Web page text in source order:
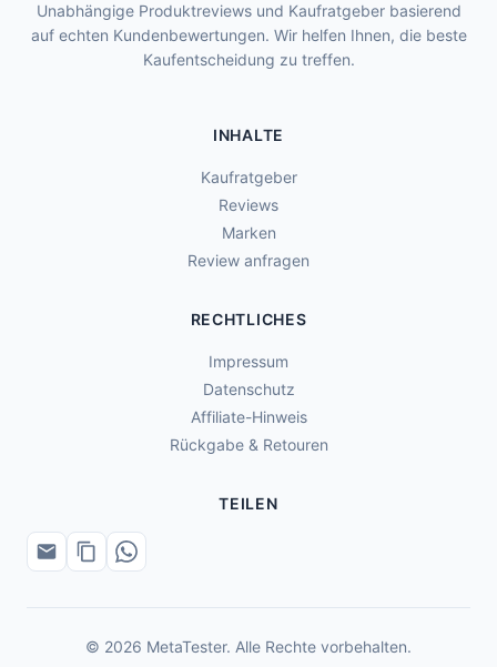
Unabhängige Produktreviews und Kaufratgeber basierend
auf echten Kundenbewertungen. Wir helfen Ihnen, die beste
Kaufentscheidung zu treffen.
INHALTE
Kaufratgeber
Reviews
Marken
Review anfragen
RECHTLICHES
Impressum
Datenschutz
Affiliate-Hinweis
Rückgabe & Retouren
TEILEN
© 2026 MetaTester. Alle Rechte vorbehalten.